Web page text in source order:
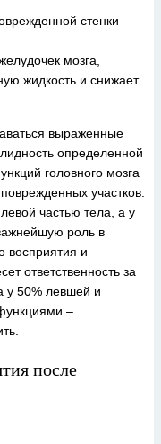
стенки
мозга,
жидкость и снижает
выраженные
определенной
головного мозга
участков.
частью тела, а у
роль в
восприятия и
ответственность за
у 50% левшей и
–
после